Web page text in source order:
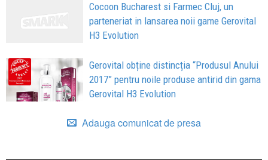
Cocoon Bucharest si Farmec Cluj, un
parteneriat in lansarea noii game Gerovital
H3 Evolution
Gerovital obține distincția “Produsul Anului
2017” pentru noile produse antirid din gama
Gerovital H3 Evolution
Adauga comunicat de presa